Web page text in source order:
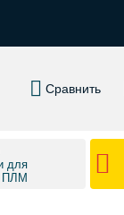
Сравнить
для
ПЛМ